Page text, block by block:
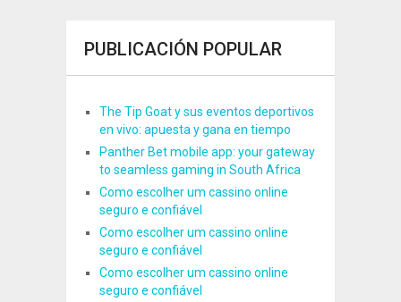
PUBLICACIÓN POPULAR
The Tip Goat y sus eventos deportivos
en vivo: apuesta y gana en tiempo
Panther Bet mobile app: your gateway
to seamless gaming in South Africa
Como escolher um cassino online
seguro e confiável
Como escolher um cassino online
seguro e confiável
Como escolher um cassino online
seguro e confiável